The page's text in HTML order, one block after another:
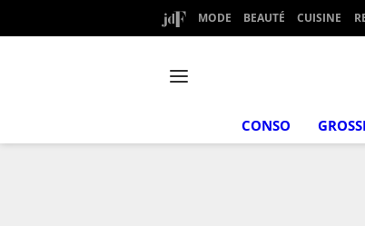
MODE BEAUTÉ CUISINE
CONSO